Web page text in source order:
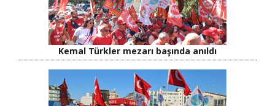
Kemal Türkler mezarı başında anıldı